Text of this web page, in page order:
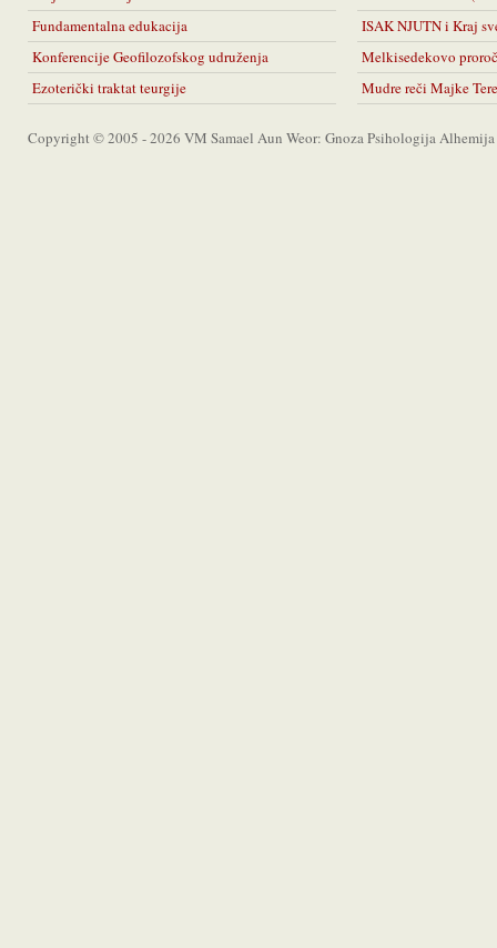
Fundamentalna edukacija
Konferencije Geofilozofskog udruženja
Ezoterički traktat teurgije
ISAK NJUTN i Kraj
Melkisedekovo
Mudre reči Majke
Copyright © 2005 - 2026 VM Samael Aun Weor: Gnoza Psihologija